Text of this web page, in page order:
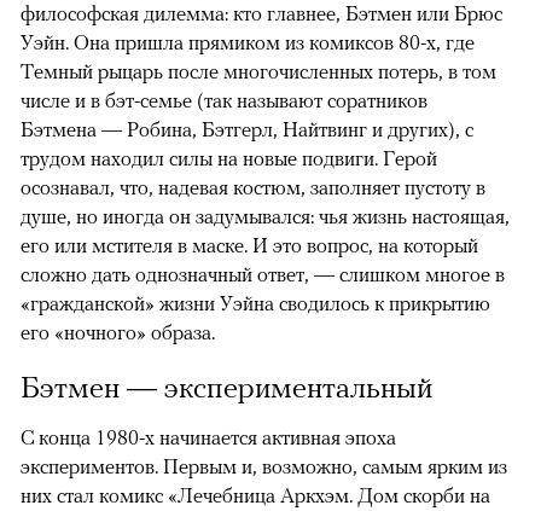
философская дилемма: кто главнее, Бэтмен или Брюс
Уэйн. Она пришла прямиком из комиксов 80-х, где
Темный рыцарь после многочисленных потерь, в том
числе и в бэт-семье (так называют соратников
Бэтмена — Робина, Бэтгерл, Найтвинг и других), с
трудом находил силы на новые подвиги. Герой
осознавал, что, надевая костюм, заполняет пустоту в
душе, но иногда он задумывался: чья жизнь настоящая,
его или мстителя в маске. И это вопрос, на который
сложно дать однозначный ответ, — слишком многое в
«гражданской» жизни Уэйна сводилось к прикрытию
его «ночного» образа.
Бэтмен — экспериментальный
С конца 1980-х начинается активная эпоха
экспериментов. Первым и, возможно, самым ярким из
них стал комикс «Лечебница Аркхэм. Дом скорби на